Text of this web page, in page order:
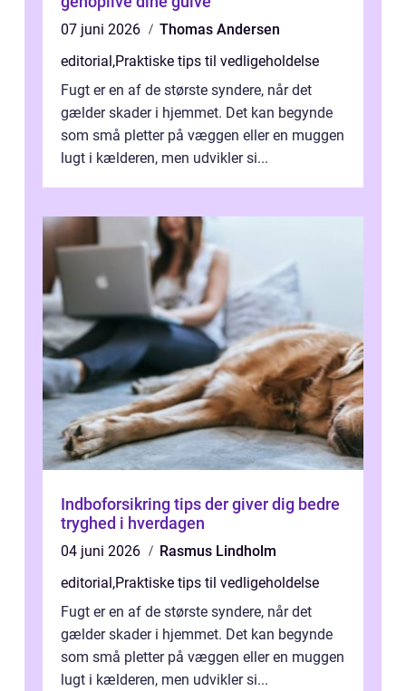
07 juni 2026
Thomas Andersen
editorial,Praktiske tips til vedligeholdelse
Fugt er en af de største syndere, når det
gælder skader i hjemmet. Det kan begynde
som små pletter på væggen eller en muggen
lugt i kælderen, men udvikler si...
Indboforsikring tips der giver dig bedre
tryghed i hverdagen
04 juni 2026
Rasmus Lindholm
editorial,Praktiske tips til vedligeholdelse
Fugt er en af de største syndere, når det
gælder skader i hjemmet. Det kan begynde
som små pletter på væggen eller en muggen
lugt i kælderen, men udvikler si...